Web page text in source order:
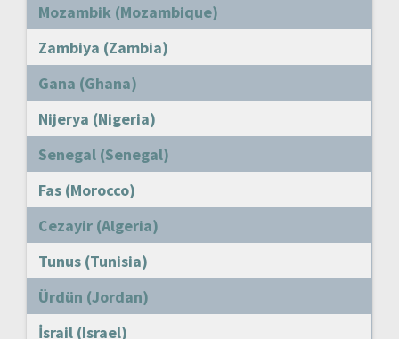
Mozambik (Mozambique)
Zambiya (Zambia)
Gana (Ghana)
Nijerya (Nigeria)
Senegal (Senegal)
Fas (Morocco)
Cezayir (Algeria)
Tunus (Tunisia)
Ürdün (Jordan)
İsrail (Israel)